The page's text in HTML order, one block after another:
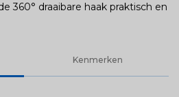
360° draaibare haak praktisch en
Kenmerken